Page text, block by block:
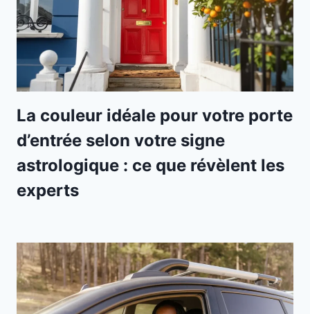
La couleur idéale pour votre porte
d’entrée selon votre signe
astrologique : ce que révèlent les
experts